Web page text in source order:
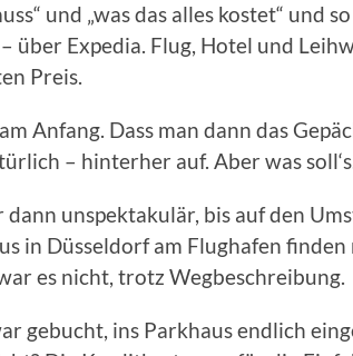
und „was das alles kostet“ und
über Expedia. Flug, Hotel und
Preis.
Anfang. Dass man dann das
– hinterher auf. Aber was
unspektakulär, bis auf den
in Düsseldorf am Flughafen finden
es nicht, trotz Wegbeschreibung.
gebucht, ins Parkhaus endlich